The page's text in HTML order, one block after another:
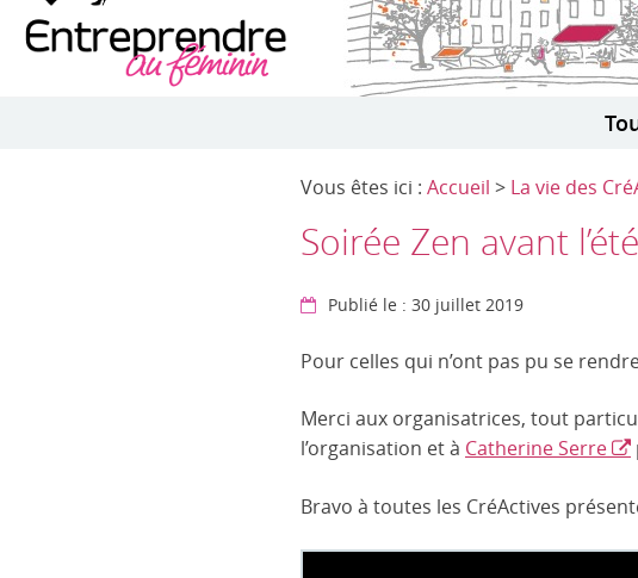
Vous êtes ici : Accueil > La vie des
Soirée Zen avant l’été
Publié le : 30 juillet 2019
Pour celles qui n’ont pas pu se
Merci aux organisatrices, tout
l’organisation et à Catherine Serre
Bravo à toutes les CréActives